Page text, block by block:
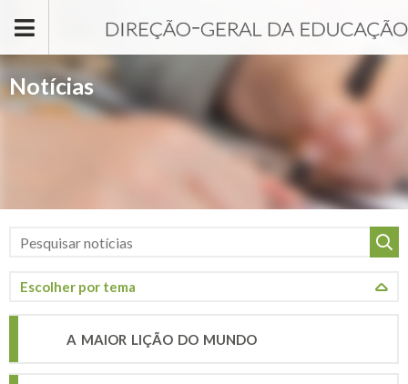
Notícias
A MAIOR LIÇÃO DO MUNDO